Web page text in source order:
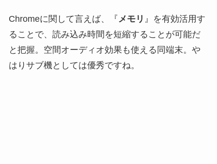
Chromeに関して言えば、『メモリ 』を有効活用す
ることで、読み込み時間を短縮することが可能だ
と把握。空間オーディオ効果も使える同端末。や
はりサブ機としては優秀ですね。